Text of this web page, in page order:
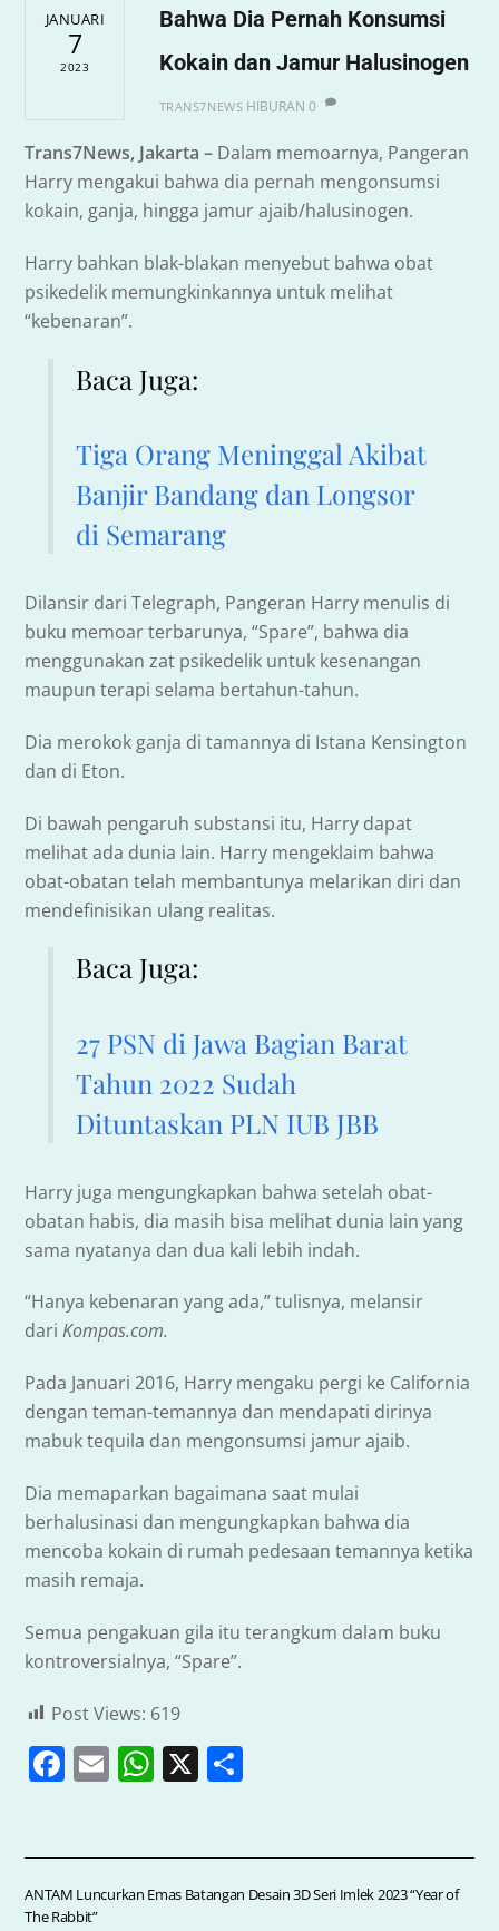
JANUARI
7
2023
Bahwa Dia Pernah Konsumsi
Kokain dan Jamur Halusinogen
TRANS7NEWS HIBURAN 0
Trans7News, Jakarta – Dalam memoarnya, Pangeran
Harry mengakui bahwa dia pernah mengonsumsi
kokain, ganja, hingga jamur ajaib/halusinogen.
Harry bahkan blak-blakan menyebut bahwa obat
psikedelik memungkinkannya untuk melihat
“kebenaran”.
Baca Juga:
Tiga Orang Meninggal Akibat
Banjir Bandang dan Longsor
di Semarang
Dilansir dari Telegraph, Pangeran Harry menulis di
buku memoar terbarunya, “Spare”, bahwa dia
menggunakan zat psikedelik untuk kesenangan
maupun terapi selama bertahun-tahun.
Dia merokok ganja di tamannya di Istana Kensington
dan di Eton.
Di bawah pengaruh substansi itu, Harry dapat
melihat ada dunia lain. Harry mengeklaim bahwa
obat-obatan telah membantunya melarikan diri dan
mendefinisikan ulang realitas.
Baca Juga:
27 PSN di Jawa Bagian Barat
Tahun 2022 Sudah
Dituntaskan PLN IUB JBB
Harry juga mengungkapkan bahwa setelah obat-
obatan habis, dia masih bisa melihat dunia lain yang
sama nyatanya dan dua kali lebih indah.
“Hanya kebenaran yang ada,” tulisnya, melansir
dariKompas.com.
Pada Januari 2016, Harry mengaku pergi ke California
dengan teman-temannya dan mendapati dirinya
mabuk tequila dan mengonsumsi jamur ajaib.
Dia memaparkan bagaimana saat mulai
berhalusinasi dan mengungkapkan bahwa dia
mencoba kokain di rumah pedesaan temannya ketika
masih remaja.
Semua pengakuan gila itu terangkum dalam buku
kontroversialnya, “Spare”.
Post Views: 619
F
e
b
E
l
W
s
A
X
e
ANTAM Luncurkan Emas Batangan Desain 3D Seri Imlek 2023 “Year of
The Rabbit”